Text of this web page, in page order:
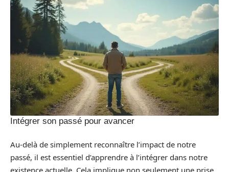
Intégrer son passé pour avancer
Au-delà de simplement reconnaître l’impact de notre
passé, il est essentiel d’apprendre à l’intégrer dans notre
existence actuelle. Cela implique non seulement une prise